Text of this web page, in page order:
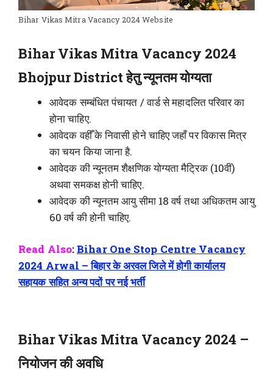
Bihar Vikas Mitra Vacancy 2024 Website
Bihar Vikas Mitra Vacancy 2024
Bhojpur District हेतु न्यूनतम योग्यता
आवेदक सम्बंधित पंचायत / वार्ड से महादलित परिवार का
होना चाहिए.
आवेदक वहीँ के निवासी होने चाहिए जहाँ पर विकास मित्र
का चयन किया जाना है.
आवेदक की न्यूनतम शैक्षणिक योग्यता मैट्रिक (10वीं)
अथवा समकक्ष होनी चाहिए.
आवेदक की न्यूनतम आयु सीमा 18 वर्ष तथा अधिकतम आयु
60 वर्ष की होनी चाहिए.
Read Also:Bihar One Stop Centre Vacancy
2024 Arwal – बिहार के अरवल जिले में होगी कार्यालय
सहायक सहित अन्य पदों पर नई भर्ती
Bihar Vikas Mitra Vacancy 2024 –
नियोजन की अवधि